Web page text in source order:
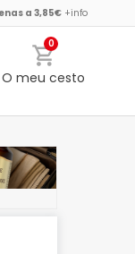
a 3,85€ +info
0
O meu cesto